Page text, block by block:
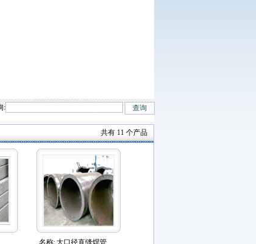
、Cr5Mo、12CrMo(T12)、12Cr1MoV、12Cr1MoVG、10CrMo910、
:
共有 11 个产品
名称:大口径直缝焊管